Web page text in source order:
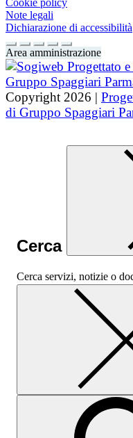
Note legali
Dichiarazione di accessibilità
Area amministrazione
Copyright 2026 |
di Gruppo Spaggiari
Cerca
Cerca servizi, notizie o